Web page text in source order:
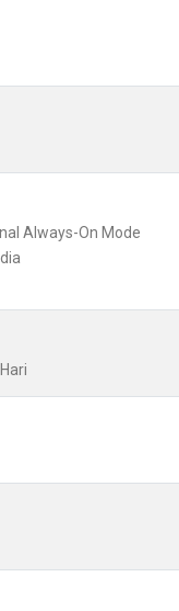
Always-On Mode